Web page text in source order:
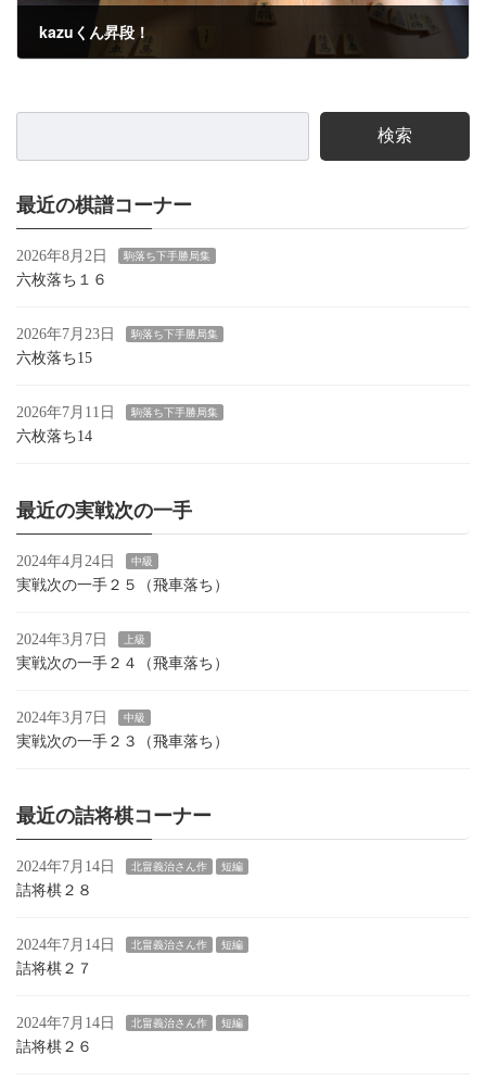
kazuくん昇段！
検索
最近の棋譜コーナー
2026年8月2日 駒落ち下手勝局集
六枚落ち１６
2026年7月23日 駒落ち下手勝局集
六枚落ち15
2026年7月11日 駒落ち下手勝局集
六枚落ち14
最近の実戦次の一手
2024年4月24日 中級
実戦次の一手２５（飛車落ち）
2024年3月7日 上級
実戦次の一手２４（飛車落ち）
2024年3月7日 中級
実戦次の一手２３（飛車落ち）
最近の詰将棋コーナー
2024年7月14日 北畠義治さん作 短編
詰将棋２８
2024年7月14日 北畠義治さん作 短編
詰将棋２７
2024年7月14日 北畠義治さん作 短編
詰将棋２６